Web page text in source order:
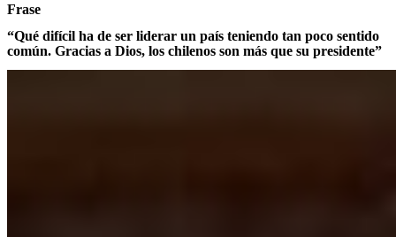
Frase
“Qué difícil ha de ser liderar un país teniendo tan poco sentido
común. Gracias a Dios, los chilenos son más que su presidente”